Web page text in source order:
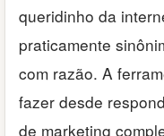
queridinho da
praticamente
com razão. A
fazer desde
de marketing